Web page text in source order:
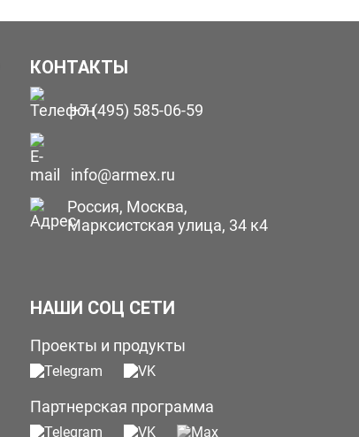
КОНТАКТЫ
+7 (495) 585-06-59
info@armex.ru
Россия, Москва,
Марксистская улица, 34 к4
НАШИ СОЦ СЕТИ
Проекты и продукты
Партнерская программа